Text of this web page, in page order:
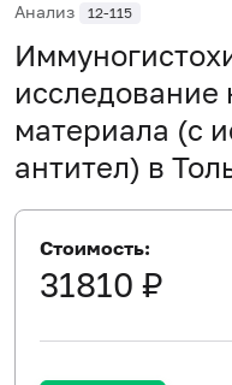
Анализ 12-115
исследование
материала (с
антител) в
Стоимость:
31810 ₽